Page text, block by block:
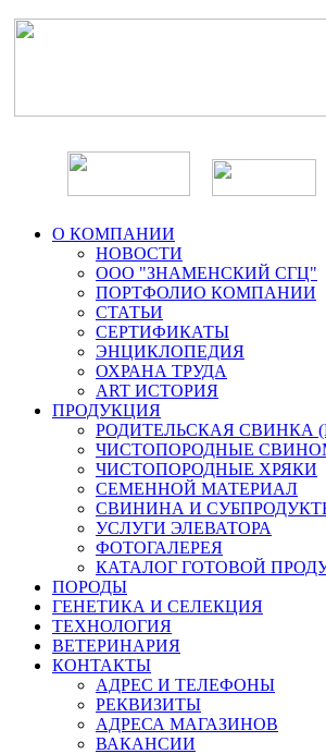
О КОМПАНИИ
НОВОСТИ
ООО "ЗНАМЕНСКИЙ СГЦ"
ПОРТФОЛИО КОМПАНИИ
СТАТЬИ
СЕРТИФИКАТЫ
ЭНЦИКЛОПЕДИЯ
ОХРАНА ТРУДА
ART ИСТОРИЯ
ПРОДУКЦИЯ
РОДИТЕЛЬСКАЯ СВИНКА
ЧИСТОПОРОДНЫЕ
ЧИСТОПОРОДНЫЕ ХРЯКИ
СЕМЕННОЙ МАТЕРИАЛ
СВИНИНА И
УСЛУГИ ЭЛЕВАТОРА
ФОТОГАЛЕРЕЯ
КАТАЛОГ ГОТОВОЙ
ПОРОДЫ
ГЕНЕТИКА И СЕЛЕКЦИЯ
ТЕХНОЛОГИЯ
ВЕТЕРИНАРИЯ
КОНТАКТЫ
АДРЕС И ТЕЛЕФОНЫ
РЕКВИЗИТЫ
АДРЕСА МАГАЗИНОВ
ВАКАНСИИ